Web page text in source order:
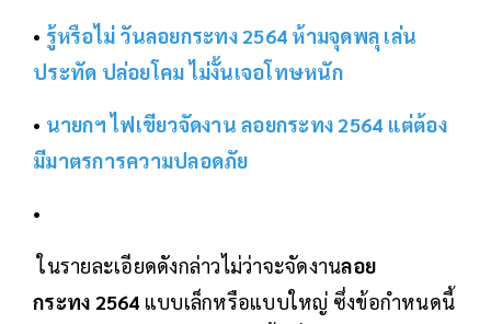
• รู้หรือไม่ วันลอยกระทง 2564 ห้ามจุดพลุ เล่น
ประทัด ปล่อยโคม ไม่งั้นเจอโทษหนัก
• นายกฯ ไฟเขียวจัดงาน ลอยกระทง 2564 แต่ต้อง
มีมาตรการความปลอดภัย
•
ในรายละเอียดดังกล่าวไม่ว่าจะจัดงานลอย
กระทง 2564 แบบเล็กหรือแบบใหญ่ ซึ่งข้อกำหนดนี้